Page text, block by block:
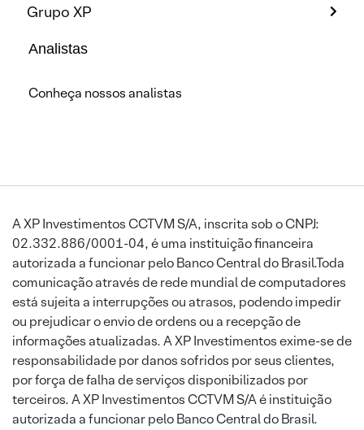
Grupo XP
Analistas
Conheça nossos analistas
A XP Investimentos CCTVM S/A, inscrita sob o CNPJ:
02.332.886/0001-04, é uma instituição financeira
autorizada a funcionar pelo Banco Central do Brasil.Toda
comunicação através de rede mundial de computadores
está sujeita a interrupções ou atrasos, podendo impedir
ou prejudicar o envio de ordens ou a recepção de
informações atualizadas. A XP Investimentos exime-se de
responsabilidade por danos sofridos por seus clientes,
por força de falha de serviços disponibilizados por
terceiros. A XP Investimentos CCTVM S/A é instituição
autorizada a funcionar pelo Banco Central do Brasil.